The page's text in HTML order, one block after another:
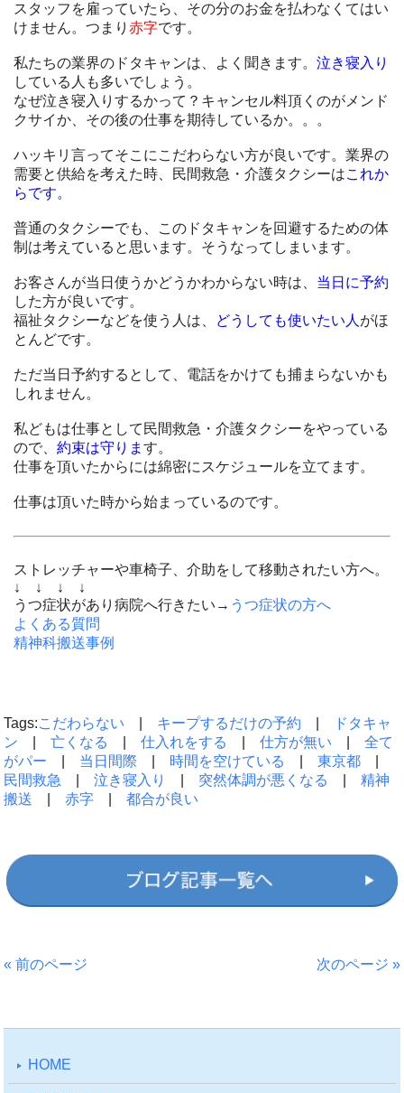
スタッフを雇っていたら、その分のお金を払わなくてはい
けません。つまり赤字です。
私たちの業界のドタキャンは、よく聞きます。泣き寝入り
している人も多いでしょう。
なぜ泣き寝入りするかって？キャンセル料頂くのがメンド
クサイか、その後の仕事を期待しているか。。。
ハッキリ言ってそこにこだわらない方が良いです。業界の
需要と供給を考えた時、民間救急・介護タクシーはこれか
らです。
普通のタクシーでも、このドタキャンを回避するための体
制は考えていると思います。そうなってしまいます。
お客さんが当日使うかどうかわからない時は、 当日に予約
した方が良いです。
福祉タクシーなどを使う人は、 どうしても使いたい人 がほ
とんどです。
ただ当日予約するとして、電話をかけても捕まらないかも
しれません。
私どもは仕事として民間救急・介護タクシーをやっている
ので、約束は守ります。
仕事を頂いたからには綿密にスケジュールを立てます。
仕事は頂いた時から始まっているのです。
ストレッチャーや車椅子、介助をして移動されたい方へ。
↓ ↓ ↓ ↓
うつ症状があり病院へ行きたい→ うつ症状の方へ
よくある質問
精神科搬送事例
Tags:こだわらない キープするだけの予約
ドタキャ
ン |亡くなる |仕入れをする |仕方が無い |全て
がパー
当日間際 時間を空けている |東京都
民間救急
|泣き寝入り 突然体調が悪くなる |精神
搬送 |赤字 |都合が良い
« 前のページ 次のページ »
HOME